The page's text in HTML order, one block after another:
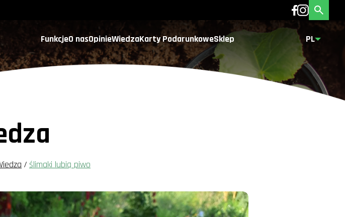
FunkcjeO nasOpinieWiedzaKarty PodarunkoweSklep PL
/ ślimaki lubią piwo